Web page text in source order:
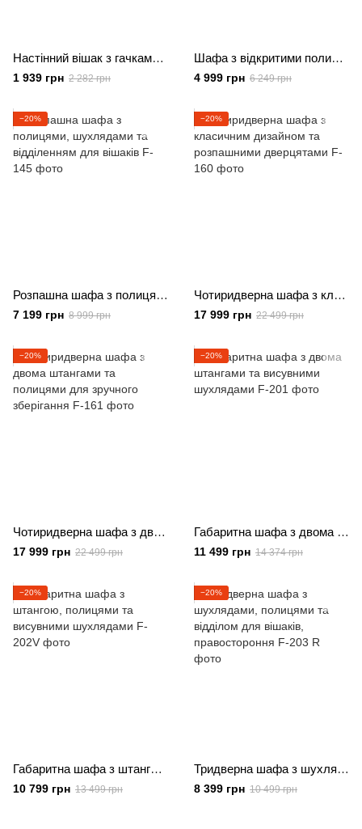
Настінний вішак з гачками для передпокою
1 939 грн 2 282 грн
Шафа з відкритими полицями та шухлядами
4 999 грн 6 249 грн
−20%
Розпашна шафа з полицями, шухлядами та відділенням для вішаків
7 199 грн 8 999 грн
−20%
Чотиридверна шафа з класичним дизайном та розпашними дверцятами
17 999 грн 22 499 грн
−20%
Чотиридверна шафа з двома штангами та полицями для зручного зберігання
17 999 грн 22 499 грн
−20%
Габаритна шафа з двома штангами та висувними шухлядами
11 499 грн 14 374 грн
−20%
Габаритна шафа з штангою, полицями та висувними шухлядами
10 799 грн 13 499 грн
−20%
Тридверна шафа з шухлядами, полицями та відділом для вішаків, правостороння
8 399 грн 10 499 грн